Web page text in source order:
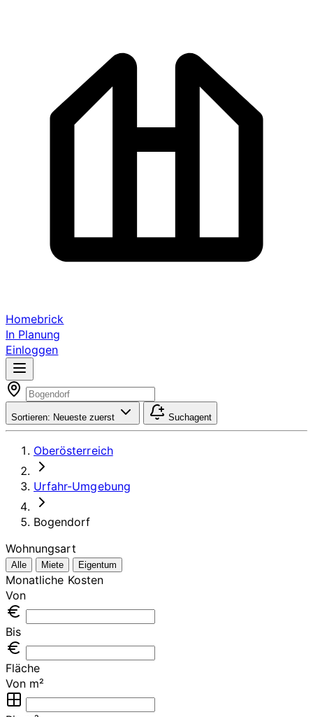
Homebrick
In Planung
Einloggen
Sortieren: Neueste zuerst Suchagent
Oberösterreich
Urfahr-Umgebung
Bogendorf
Wohnungsart
Alle Miete Eigentum
Monatliche Kosten
Von
Bis
Fläche
Von m²